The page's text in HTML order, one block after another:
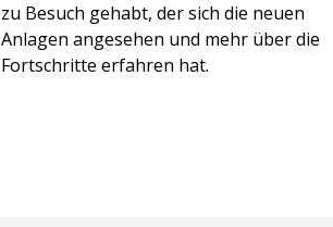
zu Besuch gehabt, der sich die neuen
Anlagen angesehen und mehr über die
Fortschritte erfahren hat.